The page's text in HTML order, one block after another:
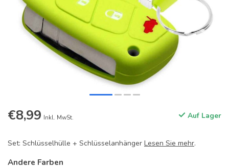
€8,99 Inkl. MwSt. Auf Lager
Set: Schlüsselhülle + Schlüsselanhänger Lesen Sie mehr.
Andere Farben